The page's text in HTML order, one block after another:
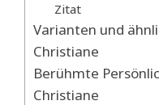
Zitat
Varianten und
Christiane
Berühmte
Christiane